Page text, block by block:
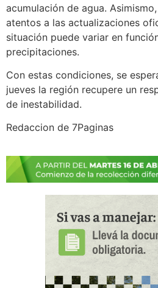
acumulación de agua.
atentos a las actualizaciones
situación puede variar en
precipitaciones.
Con estas condiciones, se
jueves la región recupere un
de inestabilidad.
Redaccion de 7Paginas